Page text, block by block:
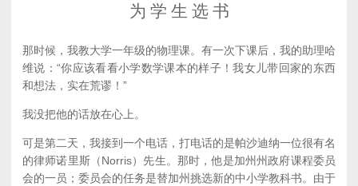
为 学 生 选 书
那时候，我教大学一年级的物理课。有一次下课后，我的助理哈
维说：“你应该看看小学数学课本的样子！我女儿带回家的东西
和想法，实在荒谬！”
我没把他的话放在心上。
可是第二天，我接到一个电话，打电话的是帕沙迪纳一位很有名
的律师诺里斯（Norris）先生。那时，他是加州州政府课程委员
会的一员；委员会的任务是替加州挑选新的中小学教科书。由于